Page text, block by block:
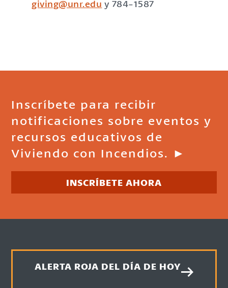
giving@unr.edu y 784-1587
Inscríbete para recibir
notificaciones sobre eventos y
recursos educativos de
Viviendo con Incendios. ►
INSCRÍBETE AHORA
ALERTA ROJA DEL DÍA DE HOY